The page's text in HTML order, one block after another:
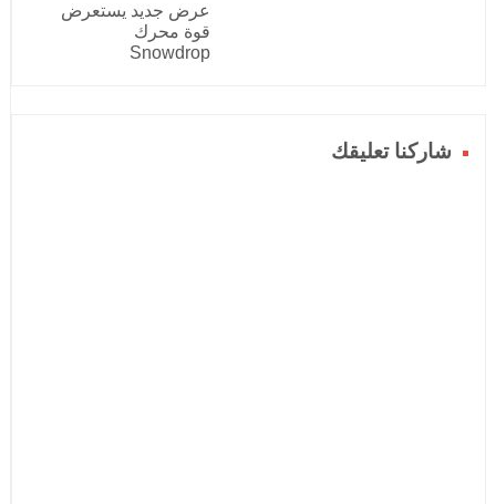
عرض جديد يستعرض
قوة محرك
Snowdrop
شاركنا تعليقك